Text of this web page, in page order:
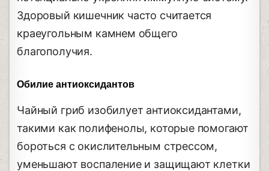
Здоровый кишечник часто считается
краеугольным камнем общего
благополучия.
Обилие антиоксидантов
Чайный гриб изобилует антиоксидантами,
такими как полифенолы, которые помогают
бороться с окислительным стрессом,
уменьшают воспаление и защищают клетки